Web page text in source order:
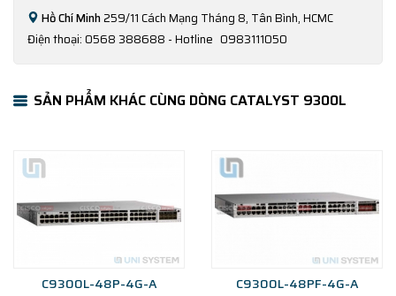
Hồ Chí Minh259/11 Cách Mạng Tháng 8, Tân Bình, HCMC
Điện thoại: 0568 388688 - Hotline 0983111050
SẢN PHẨM KHÁC CÙNG DÒNG CATALYST 9300L
C9300L-48P-4G-A C9300L-48PF-4G-A